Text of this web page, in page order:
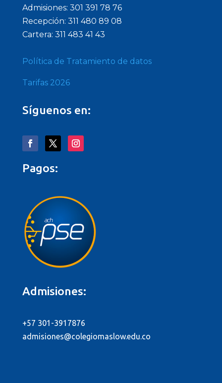
Admisiones: 301 391 78 76
Recepción: 311 480 89 08
Cartera: 311 483 41 43
Política de Tratamiento de datos
Tarifas 2026
Síguenos en:
Pagos:
Admisiones:
+57 301-3917876
admisiones@colegiomaslow.edu.co